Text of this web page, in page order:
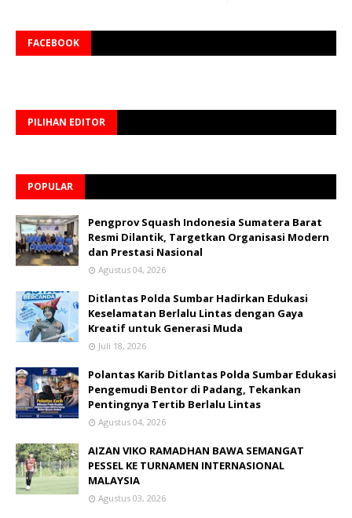
FACEBOOK
PILIHAN EDITOR
POPULAR
Pengprov Squash Indonesia Sumatera Barat
Resmi Dilantik, Targetkan Organisasi Modern
dan Prestasi Nasional
Agustus 04, 2026
Ditlantas Polda Sumbar Hadirkan Edukasi
Keselamatan Berlalu Lintas dengan Gaya
Kreatif untuk Generasi Muda
Juli 18, 2026
Polantas Karib Ditlantas Polda Sumbar Edukasi
Pengemudi Bentor di Padang, Tekankan
Pentingnya Tertib Berlalu Lintas
Agustus 04, 2026
AIZAN VIKO RAMADHAN BAWA SEMANGAT
PESSEL KE TURNAMEN INTERNASIONAL
MALAYSIA
Agustus 03, 2026